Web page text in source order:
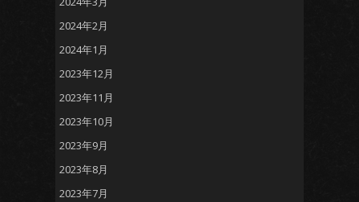
2024年2月
2024年1月
2023年12月
2023年11月
2023年10月
2023年9月
2023年8月
2023年7月